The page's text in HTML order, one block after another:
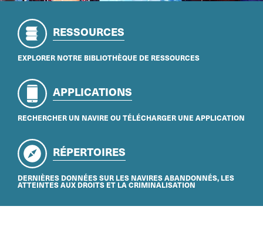
RESSOURCES
EXPLORER NOTRE BIBLIOTHÈQUE DE RESSOURCES
APPLICATIONS
RECHERCHER UN NAVIRE OU TÉLÉCHARGER UNE APPLICATION
RÉPERTOIRES
DERNIÈRES DONNÉES SUR LES NAVIRES ABANDONNÉS, LES
ATTEINTES AUX DROITS ET LA CRIMINALISATION